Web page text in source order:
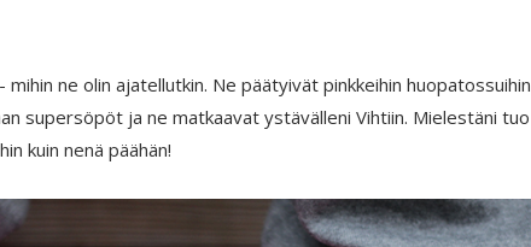
ne olin ajatellutkin. Ne päätyivät pinkkeihin huopatossuihin
supersöpöt ja ne matkaavat ystävälleni Vihtiin. Mielestäni tuo
kuin nenä päähän!